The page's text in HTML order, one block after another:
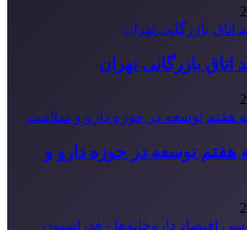
بازرگانی تهران
هفتم توسعه در حوزه دارو و